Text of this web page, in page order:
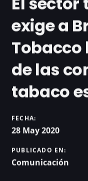
exige a
de las
tabaco
FECHA:
28 May 2020
PUBLICADO EN:
Comunicación